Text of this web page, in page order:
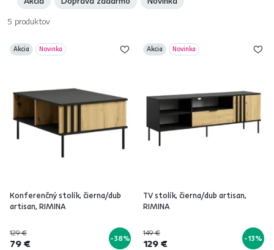
5 produktov
Akcia Novinka
Konferenčný stolík, čierna/dub
artisan, RIMINA
129 €
79 € -38%
Akcia Novinka
TV stolík, čierna/dub artisan,
RIMINA
149 €
129 € -13%